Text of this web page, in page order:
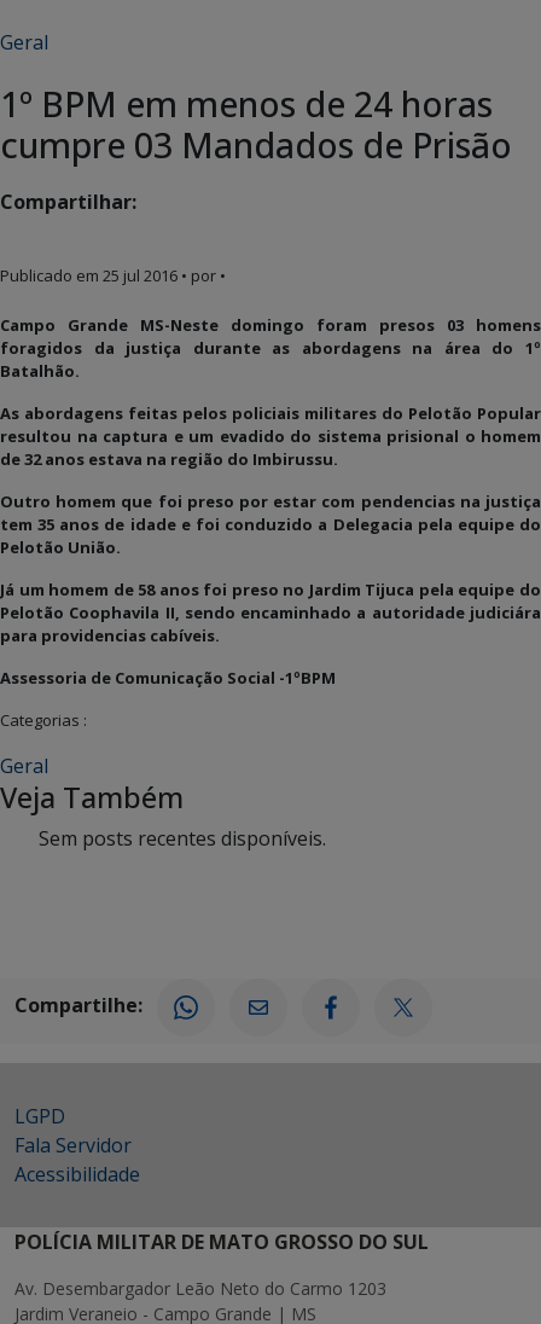
Geral
1º BPM em menos de 24 horas
cumpre 03 Mandados de Prisão
Compartilhar:
Publicado em 25 jul 2016 • por •
Campo Grande MS-Neste domingo foram presos 03 homens
foragidos da justiça durante as abordagens na área do 1º
Batalhão.
As abordagens feitas pelos policiais militares do Pelotão Popular
resultou na captura e um evadido do sistema prisional o homem
de 32 anos estava na região do Imbirussu.
Outro homem que foi preso por estar com pendencias na justiça
tem 35 anos de idade e foi conduzido a Delegacia pela equipe do
Pelotão União.
Já um homem de 58 anos foi preso no Jardim Tijuca pela equipe do
Pelotão Coophavila II, sendo encaminhado a autoridade judiciára
para providencias cabíveis.
Assessoria de Comunicação Social -1ºBPM
Categorias :
Geral
Veja Também
Sem posts recentes disponíveis.
Compartilhe:
LGPD
Fala Servidor
Acessibilidade
POLÍCIA MILITAR DE MATO GROSSO DO SUL
Av. Desembargador Leão Neto do Carmo 1203
Jardim Veraneio - Campo Grande | MS